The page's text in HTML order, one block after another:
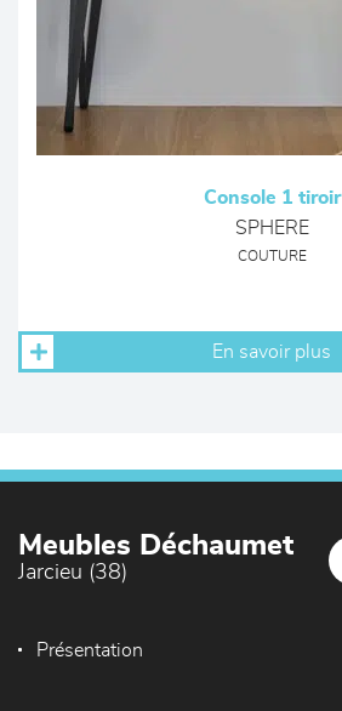
Console 1 tiroir
SPHERE
COUTURE
En savoir plus
Meubles Déchaumet
Jarcieu (38)
Présentation